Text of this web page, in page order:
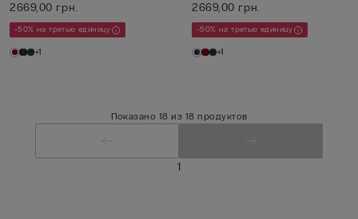
2669,00 грн.
-50% на третью единицу
+1
2669,00 грн.
-50% на третью единицу
+1
Показано 18 из 18 продуктов
1